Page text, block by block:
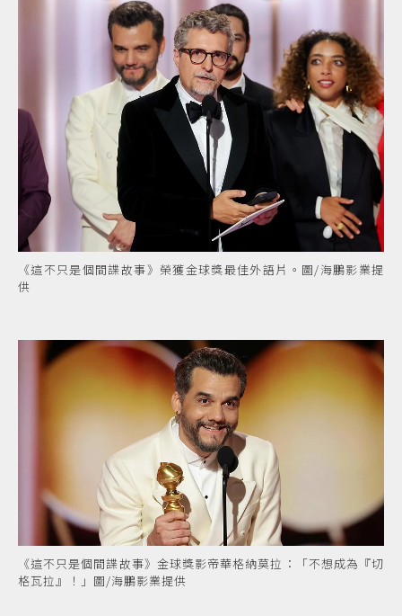
《這不只是個間諜故事》榮獲金球獎最佳外語片。圖/海鵬影業提
供
《這不只是個間諜故事》金球獎影帝華格納莫拉：「不想成為『切
格瓦拉』！」圖/海鵬影業提供